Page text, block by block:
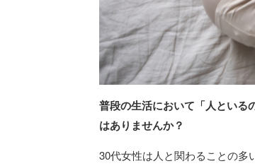
普段の生活において「人とい
はありませんか？
30代女性は人と関わることの多